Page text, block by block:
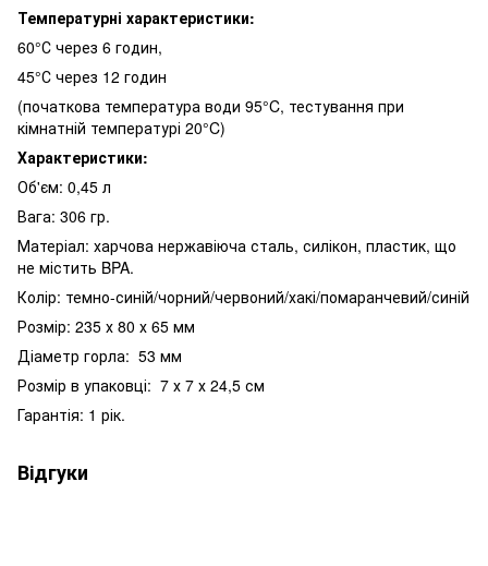
Температурні характеристики:
60°С через 6 годин,
45°С через 12 годин
(початкова температура води 95°C, тестування при
кімнатній температурі 20°C)
Характеристики:
Об'єм: 0,45 л
Вага: 306 гр.
Матеріал: харчова нержавіюча сталь, силікон, пластик, що
не містить BPA.
Колір: темно-синій/чорний/червоний/хакі/помаранчевий/синій
Розмір: 235 х 80 х 65 мм
Діаметр горла: 53 мм
Розмір в упаковці: 7 х 7 х 24,5 см
Гарантія: 1 рік.
Відгуки